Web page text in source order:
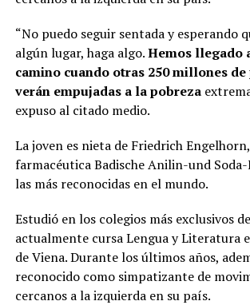
“No puedo seguir sentada y esperando
algún lugar, haga algo.Hemos llegado
camino cuando otras 250 millones de
verán empujadas a la pobreza
expuso al citado medio.
La joven es nieta de Friedrich
farmacéutica Badische Anilin-und
las más reconocidas en el mundo.
Estudió en los colegios más exclusivos
actualmente cursa Lengua y Literatura
de Viena. Durante los últimos años,
reconocido como simpatizante de
cercanos a la izquierda en su país.